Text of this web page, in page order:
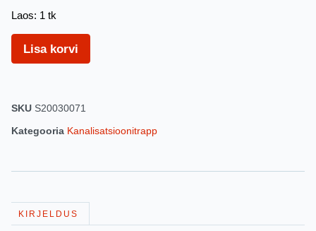
Laos: 1 tk
Lisa korvi
SKU S20030071
Kategooria Kanalisatsioonitrapp
KIRJELDUS